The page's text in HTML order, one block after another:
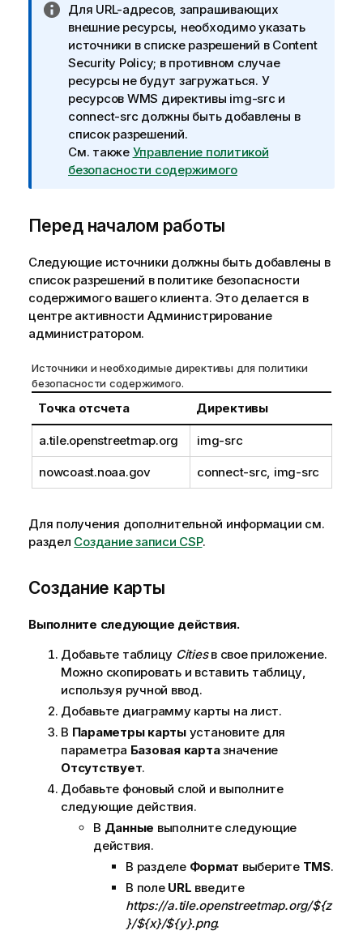
и
е
к
п
о
д
с
к
а
з
П
р
и
м
е
ч
а
н
и
е
н
о
р
м
а
ц
и
Для URL-адресов, запрашивающих
внешние ресурсы, необходимо указать
источники в списке разрешений в Content
Security Policy; в противном случае
ресурсы не будут загружаться. У
ресурсов WMS директивы img-src и
connect-src должны быть добавлены в
список разрешений.
См. также Управление политикой
безопасности содержимого
Перед началом работы
Следующие источники должны быть добавлены в
список разрешений в политике безопасности
содержимого вашего клиента. Это делается в
центре активности Администрирование
администратором.
Источники и необходимые директивы для политики
безопасности содержимого.
Точка отсчета Директивы
a.tile.openstreetmap.org img-src
nowcoast.noaa.gov connect-src, img-src
Для получения дополнительной информации см.
раздел Создание записи CSP.
Создание карты
Выполните следующие действия.
Добавьте таблицу Citiesв свое приложение.
Можно скопировать и вставить таблицу,
используя ручной ввод.
Добавьте диаграмму карты на лист.
В Параметры картыустановите для
параметра Базовая картазначение
Отсутствует.
Добавьте фоновый слой и выполните
следующие действия.
В Данные выполните следующие
действия.
В разделе Формат выберите TMS.
В поле URL введите
https://a.tile.openstreetmap.org/${z
}/${x}/${y}.png.